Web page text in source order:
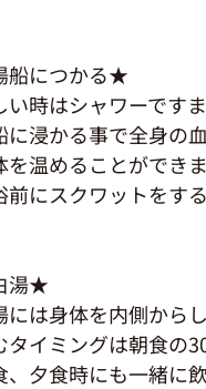
につかる★
い時はシャワーです
に浸かる事で全身の
を温めることができ
前にスクワットをす
湯★
には身体を内側から
タイミングは朝食の
、夕食時にも一緒に